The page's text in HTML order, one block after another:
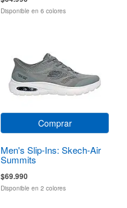
Disponible en 6 colores
Comprar
Men's Slip-Ins: Skech-Air
Summits
$69.990
Disponible en 2 colores